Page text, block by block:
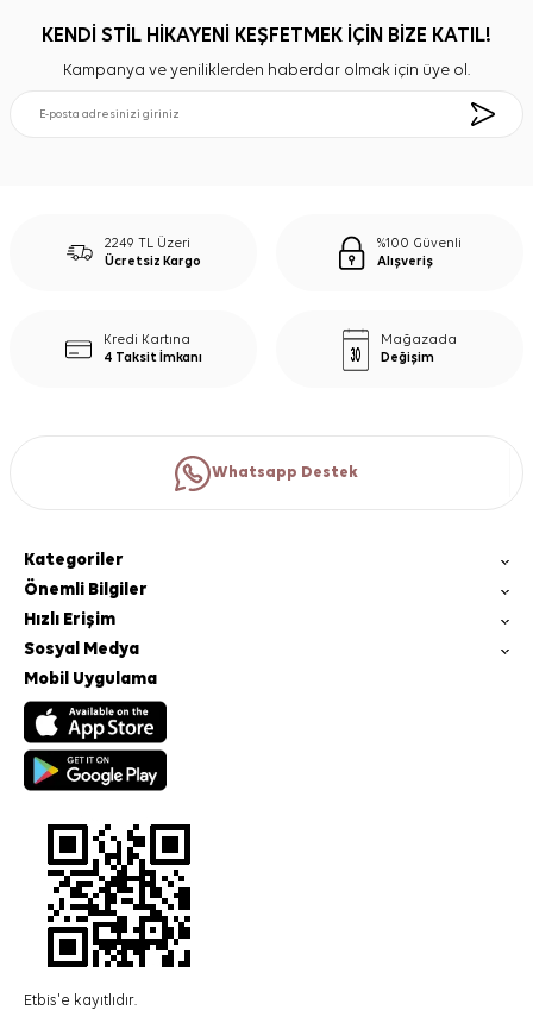
KENDİ STİL HİKAYENİ KEŞFETMEK İÇİN BİZE KATIL!
Kampanya ve yeniliklerden haberdar olmak için üye ol.
2249 TL Üzeri
Ücretsiz Kargo
%100 Güvenli
Alışveriş
Kredi Kartına
4 Taksit İmkanı
Mağazada
Değişim
Whatsapp Destek
Kategoriler
Önemli Bilgiler
Hızlı Erişim
Sosyal Medya
Mobil Uygulama
Etbis'e kayıtlıdır.